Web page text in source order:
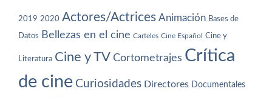
2019 2020 Actores/Actrices Animación Bases de
Datos Bellezas en el cine Carteles Cine Español Cine y
Literatura Cine y TV Cortometrajes Crítica
de cine Curiosidades Directores Documentales